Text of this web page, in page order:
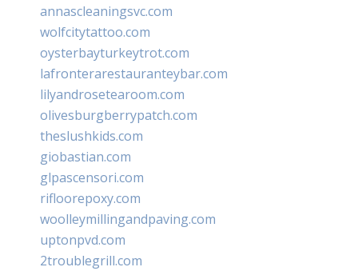
annascleaningsvc.com
wolfcitytattoo.com
oysterbayturkeytrot.com
lafronterarestauranteybar.com
lilyandrosetearoom.com
olivesburgberrypatch.com
theslushkids.com
giobastian.com
glpascensori.com
rifloorepoxy.com
woolleymillingandpaving.com
uptonpvd.com
2troublegrill.com